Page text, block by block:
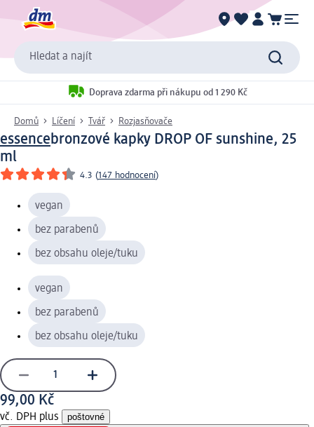
Hledat a najít
Doprava zdarma při nákupu od 1 290 Kč
Domů Líčení Tvář Rozjasňovače
essencebronzové kapky DROP OF sunshine, 25
ml
4.3 (147 hodnocení)
vegan
bez parabenů
bez obsahu oleje/tuku
vegan
bez parabenů
bez obsahu oleje/tuku
99,00 Kč
vč. DPH plus poštovné